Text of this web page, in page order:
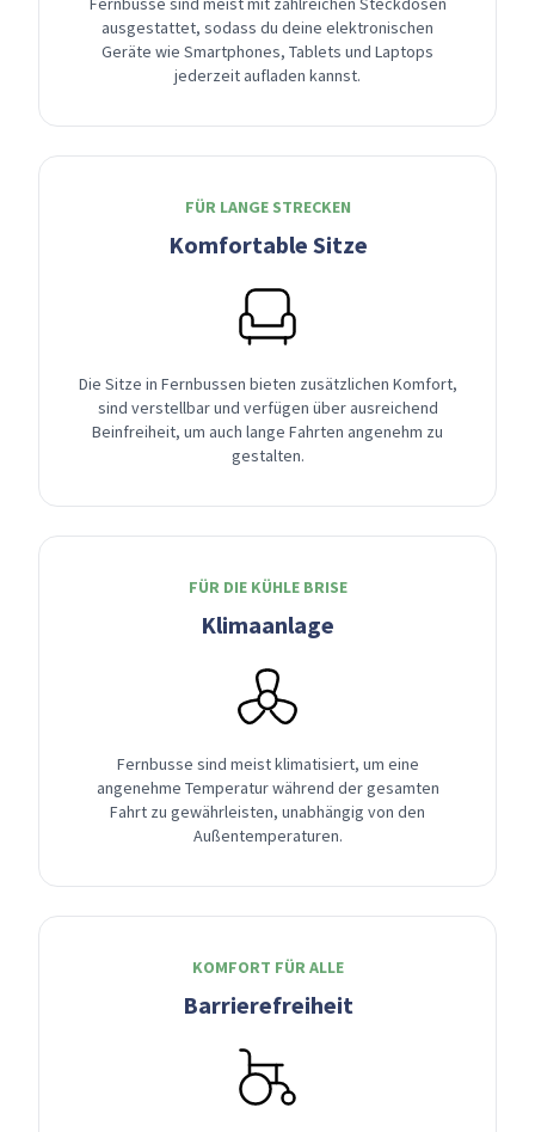
ausgestattet, sodass du deine elektronischen
Geräte wie Smartphones, Tablets und Laptops
jederzeit aufladen kannst.
FÜR LANGE STRECKEN
Komfortable Sitze
Die Sitze in Fernbussen bieten zusätzlichen Komfort,
sind verstellbar und verfügen über ausreichend
Beinfreiheit, um auch lange Fahrten angenehm zu
gestalten.
FÜR DIE KÜHLE BRISE
Klimaanlage
Fernbusse sind meist klimatisiert, um eine
angenehme Temperatur während der gesamten
Fahrt zu gewährleisten, unabhängig von den
Außentemperaturen.
KOMFORT FÜR ALLE
Barrierefreiheit